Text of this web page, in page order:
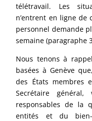
télétravail. Les
n’entrent en ligne de
personnel demande
semaine (paragraphe
Nous tenons à
basées à Genève
des États membres
Secrétaire
responsables de la
entités et du